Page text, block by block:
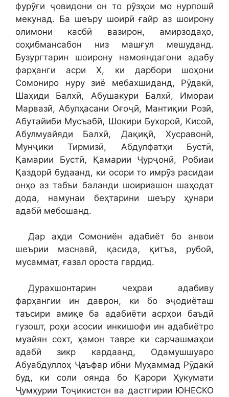
фурӯғи ҷовидони он то рӯзҳои мо нурпошӣ
мекунад. Ба шеъру шоирӣ ғайр аз шоирону
олимони касбӣ вазирон, амирзодаҳо,
соҳибмансабон низ машғул мешуданд.
Бузургтарин шоирону намояндагони адабу
фарҳанги асри Х, ки дарбори шоҳони
Сомониро нуру зиё мебахшиданд, Рӯдакӣ,
Шаҳиди Балхӣ, Абушакури Балхӣ, Имораи
Марвазӣ, Абулҳасани Оғоҷӣ, Мантиқии Розӣ,
Абутайиби Мусъабӣ, Шокири Бухороӣ, Кисоӣ,
Абулмуайяди Балхӣ, Дақиқӣ, Хусравонӣ,
Мунҷики Тирмизӣ, Абдулфатҳи Бустӣ,
Қамарии Бустӣ, Қамарии Ҷурҷонӣ, Робиаи
Қаздорӣ будаанд, ки осори то имрӯз расидаи
онҳо аз табъи баланди шоириашон шаҳодат
дода, намунаи беҳтарини шеъру ҳунари
адабӣ мебошанд.
Дар аҳди Сомониён адабиёт бо анвои
шеърии маснавӣ, қасида, қитъа, рубоӣ,
мусаммат, ғазал ороста гардид.
Дурахшонтарин чеҳраи адабиву
фарҳангии ин даврон, ки бо эҷодиёташ
таъсири амиқе ба адабиёти асрҳои баъдӣ
гузошт, роҳи асосии инкишофи ин адабиётро
муайян сохт, ҳамон тавре ки сарчашмаҳои
адабӣ зикр кардаанд, Одамушшуаро
Абуабдуллоҳ Ҷаъфар ибни Муҳаммад Рӯдакӣ
буд, ки соли оянда бо Қарори Ҳукумати
Ҷумҳурии Тоҷикистон ва дастгирии ЮНЕСКО